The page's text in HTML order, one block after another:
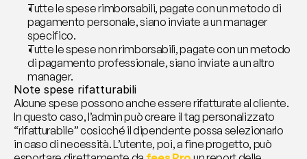
Tutte le spese rimborsabili, pagate con un metodo di
pagamento personale, siano inviate a un manager
specifico.
Tutte le spese non rimborsabili, pagate con un metodo
di pagamento professionale, siano inviate a un altro
manager.
Note spese rifatturabili
Alcune spese possono anche essere rifatturate al cliente.
In questo caso, l’admin può creare il tag personalizzato
“rifatturabile” cosicché il dipendente possa selezionarlo
in caso di necessità. L’utente, poi, a fine progetto, può